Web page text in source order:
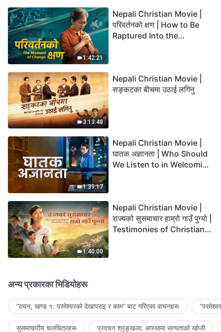
1:42:21
Nepali Christian Movie |
परिवर्तनको क्षण | How to Be
Raptured Into the
3:13:48
Nepali Christian Movie |
सङ्कटका बीचमा उठाई लगिनु
1:39:17
Nepali Christian Movie |
घातक अज्ञानता | Who Should
We Listen to in Welcoming
1:40:00
Nepali Christian Movie |
राज्यको सुसमाचार हाम्रो गाउँ पुग्यो |
Testimonies of Christians
अन्य प्रकारका भिडियोहरू
“वचन, खण्ड १: परमेश्‍वरको देखापराइ र काम” बाट गरिएका वाचनहरू
सुसमाचारीय चलचित्रहरू प्रवचन श्रृङ्खला: आस्थामा सत्यताको खोजी